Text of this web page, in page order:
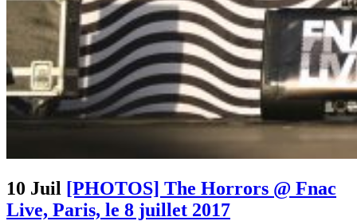
10 Juil [PHOTOS] The Horrors @ Fnac
Live, Paris, le 8 juillet 2017